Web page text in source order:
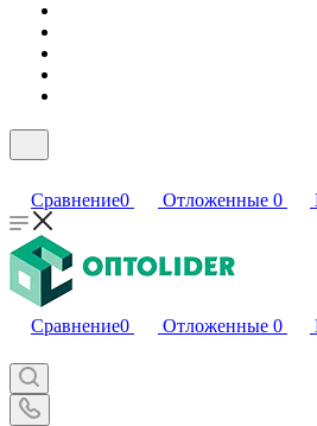
Сравнение0 Отложенные 0
Сравнение0 Отложенные 0